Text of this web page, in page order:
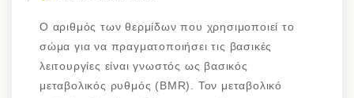
Ο αριθμός των θερμίδων που χρησιμοποιεί το
σώμα για να πραγματοποιήσει τις βασικές
λειτουργίες είναι γνωστός ως βασικός
μεταβολικός ρυθμός (BMR). Τον μεταβολικό